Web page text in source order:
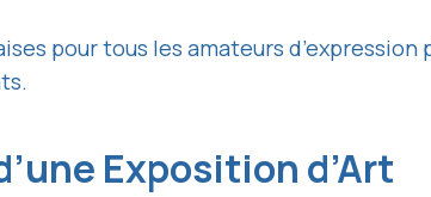
pour tous les amateurs
Exposition d’Art